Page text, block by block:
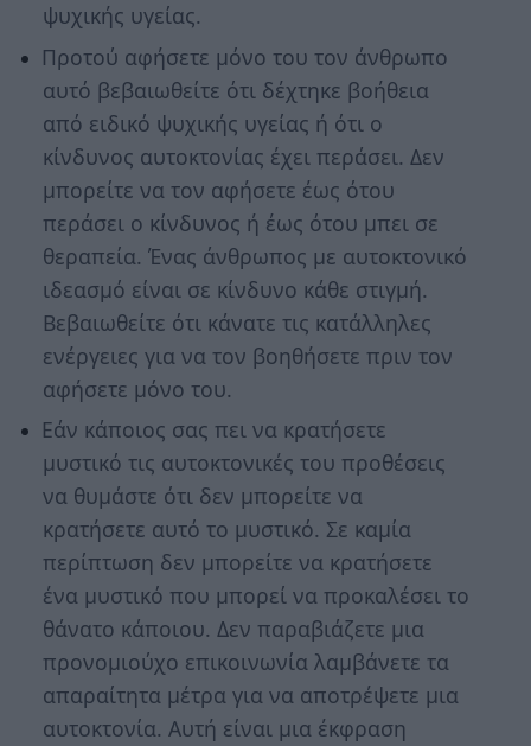
ψυχικής υγείας.
Προτού αφήσετε μόνο του τον άνθρωπο
αυτό βεβαιωθείτε ότι δέχτηκε βοήθεια
από ειδικό ψυχικής υγείας ή ότι ο
κίνδυνος αυτοκτονίας έχει περάσει. Δεν
μπορείτε να τον αφήσετε έως ότου
περάσει ο κίνδυνος ή έως ότου μπει σε
θεραπεία. Ένας άνθρωπος με αυτοκτονικό
ιδεασμό είναι σε κίνδυνο κάθε στιγμή.
Βεβαιωθείτε ότι κάνατε τις κατάλληλες
ενέργειες για να τον βοηθήσετε πριν τον
αφήσετε μόνο του.
Εάν κάποιος σας πει να κρατήσετε
μυστικό τις αυτοκτονικές του προθέσεις
να θυμάστε ότι δεν μπορείτε να
κρατήσετε αυτό το μυστικό. Σε καμία
περίπτωση δεν μπορείτε να κρατήσετε
ένα μυστικό που μπορεί να προκαλέσει το
θάνατο κάποιου. Δεν παραβιάζετε μια
προνομιούχο επικοινωνία λαμβάνετε τα
απαραίτητα μέτρα για να αποτρέψετε μια
αυτοκτονία. Αυτή είναι μια έκφραση